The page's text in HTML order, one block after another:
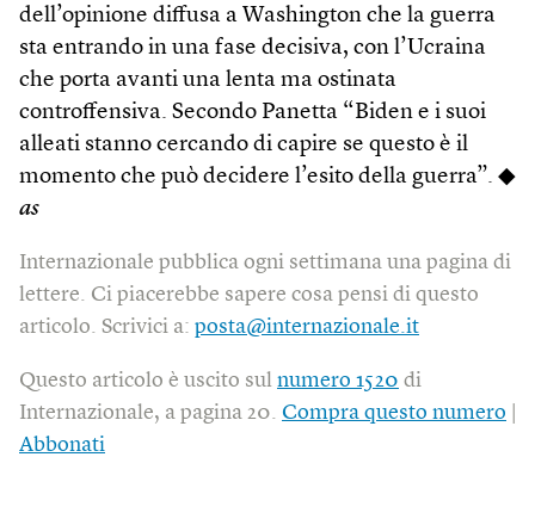
dell’opinione diffusa a Washington che la guerra
sta entrando in una fase decisiva, con l’Ucraina
che porta avanti una lenta ma ostinata
controffensiva. Secondo Panetta “Biden e i suoi
alleati stanno cercando di capire se questo è il
momento che può decidere l’esito della guerra”. ◆
as
Internazionale pubblica ogni settimana una pagina di
lettere. Ci piacerebbe sapere cosa pensi di questo
articolo. Scrivici a: posta@internazionale.it
Questo articolo è uscito sul numero 1520 di
Internazionale, a pagina 20. Compra questo numero
Abbonati